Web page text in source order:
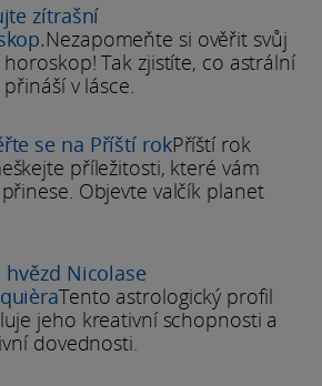
zítrašní
Nezapomeňte si ověřit svůj
Tak zjistíte, co astrální
v lásce.
se na Příští rokPříští rok
příležitosti, které vám
Objevte valčík planet
hvězd Nicolase
Tento astrologický profil
jeho kreativní schopnosti a
dovednosti.